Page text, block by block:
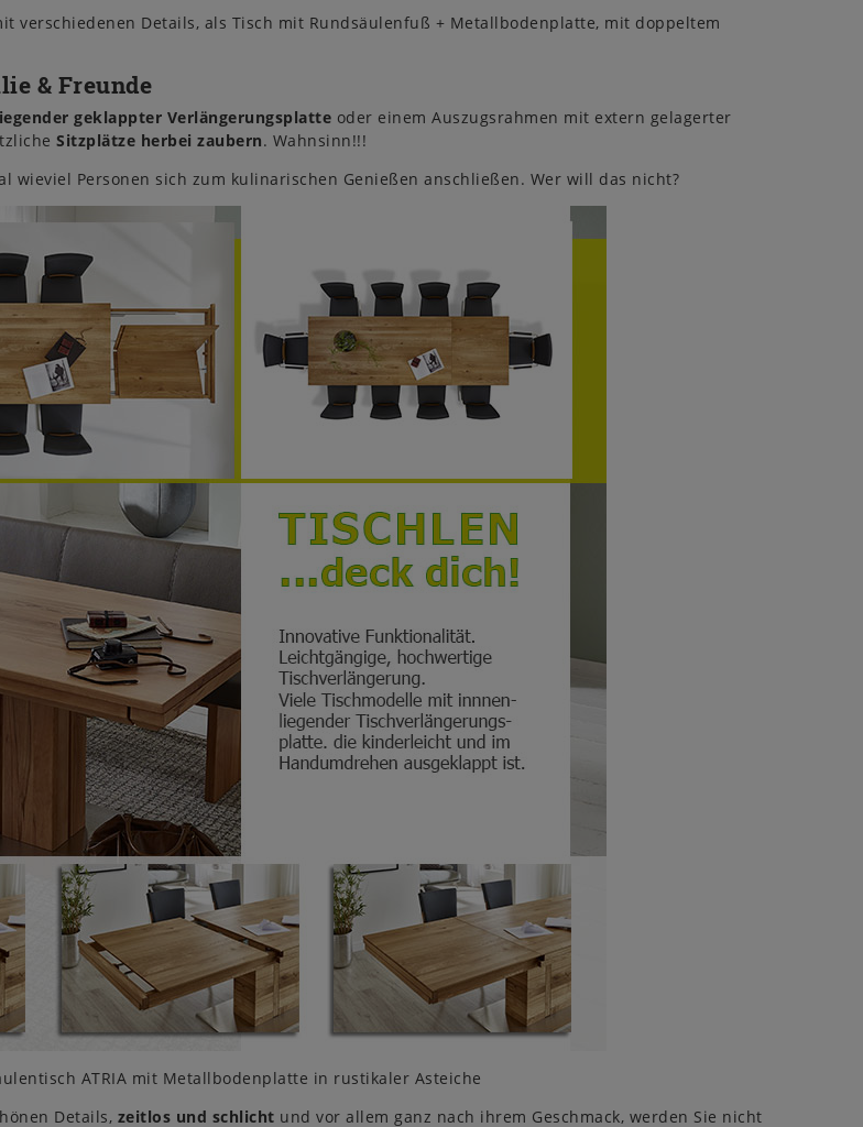
verschiedenen Details, als Tisch mit Rundsäulenfuß + Metallbodenplatte, mit doppeltem
& Freunde
geklappter Verlängerungsplatte oder einem Auszugsrahmen mit extern gelagerter
Sitzplätze herbei zaubern. Wahnsinn!!!
wieviel Personen sich zum kulinarischen Genießen anschließen. Wer will das nicht?
ATRIA mit Metallbodenplatte in rustikaler Asteiche
Details, zeitlos und schlicht und vor allem ganz nach ihrem Geschmack, werden Sie nicht